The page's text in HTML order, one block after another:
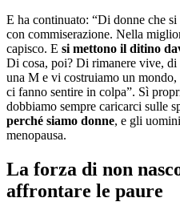
E ha continuato: “Di donne che
con commiserazione. Nella
capisco. E si mettono il ditino
Di cosa, poi? Di rimanere vive, di
una M e vi costruiamo un mondo,
ci fanno sentire in colpa”. Sì
dobbiamo sempre caricarci sulle
perché siamo donne, e gli
menopausa.
La forza di non
affrontare le paure